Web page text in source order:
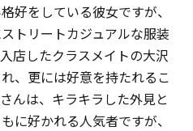
好をしている彼女ですが、
トリートカジュアルな服装
店したクラスメイトの大沢
、更には好意を持たれるこ
んは、キラキラした外見と
に好かれる人気者ですが、